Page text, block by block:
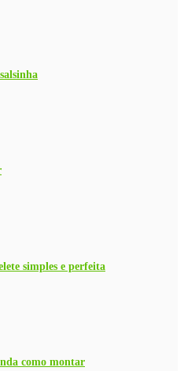
simples e perfeita
como montar